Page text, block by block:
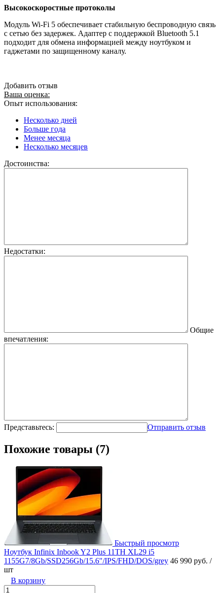
Высокоскоростные протоколы
Модуль Wi-Fi 5 обеспечивает стабильную беспроводную связь
с сетью без задержек. Адаптер с поддержкой Bluetooth 5.1
подходит для обмена информацией между ноутбуком и
гаджетами по защищенному каналу.
Добавить отзыв
Ваша оценка:
Опыт использования:
Несколько дней
Больше года
Менее месяца
Несколько месяцев
Достоинства:
Недостатки:
Общие
впечатления:
Представьтесь: Отправить отзыв
Похожие товары (7)
Быстрый просмотр
Ноутбук Infinix Inbook Y2 Plus 11TH XL29 i5
1155G7/8Gb/SSD256Gb/15.6"/IPS/FHD/DOS/grey 46 990 руб. /
шт
В корзину